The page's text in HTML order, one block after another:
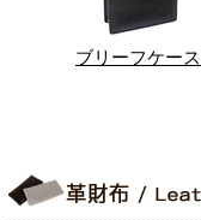
ブリーフケース